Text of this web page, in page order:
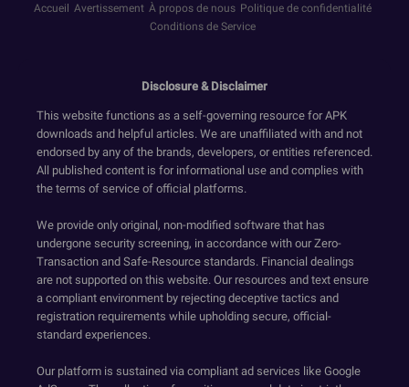
Accueil Avertissement À propos de nous Politique de confidentialité
Conditions de Service
Disclosure & Disclaimer
This website functions as a self-governing resource for APK
downloads and helpful articles. We are unaffiliated with and not
endorsed by any of the brands, developers, or entities referenced.
All published content is for informational use and complies with
the terms of service of official platforms.
We provide only original, non-modified software that has
undergone security screening, in accordance with our Zero-
Transaction and Safe-Resource standards. Financial dealings
are not supported on this website. Our resources and text ensure
a compliant environment by rejecting deceptive tactics and
registration requirements while upholding secure, official-
standard experiences.
Our platform is sustained via compliant ad services like Google